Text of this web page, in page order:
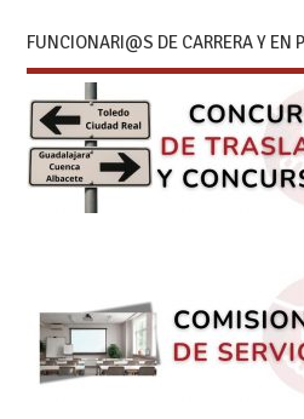
FUNCIONARI@S DE CARRERA Y EN